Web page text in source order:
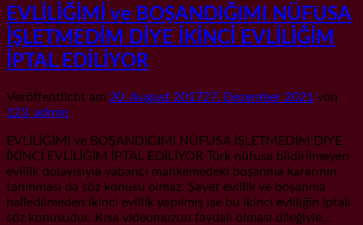
EVLİLİĞİMİ ve BOŞANDIĞIMI NÜFUSA
İŞLETMEDİM DİYE İKİNCİ EVLİLİĞİM
İPTAL EDİLİYOR
Veröffentlicht am 20. August 201727. Dezember 2021 von
123_admin
EVLİLİĞİMİ ve BOŞANDIĞIMI NÜFUSA İŞLETMEDİM DİYE
İKİNCİ EVLİLİĞİM İPTAL EDİLİYOR Türk nüfusa bildirilmeyen
evlilik dolayısıyla yabancı mahkemedeki boşanma kararının
tanınması da söz konusu olmaz. Şayet evlilik ve boşanma
halledilmeden ikinci evlilik yapılmış ise bu ikinci evliliğin iptali
söz konusudur. Kısa videomuzun faydalı olması dileğiyle…